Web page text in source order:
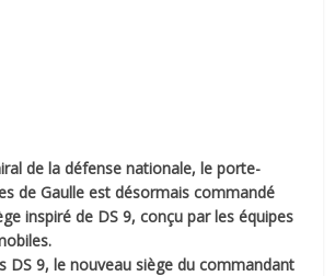
de la défense nationale, le porte-
de Gaulle est désormais commandé
inspiré de DS 9, conçu par les équipes
DS 9, le nouveau siège du commandant